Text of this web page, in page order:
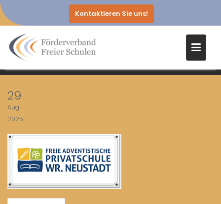
content
Kontaktieren Sie uns!
WR NEUSTADT
29
Aug.
2025